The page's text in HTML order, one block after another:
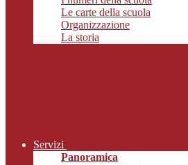
Le carte della scuola
Organizzazione
La storia
Servizi
Panoramica